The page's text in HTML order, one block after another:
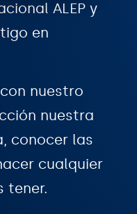
ALEP y
en
nuestro
nuestra
conocer las
cualquier
tener.